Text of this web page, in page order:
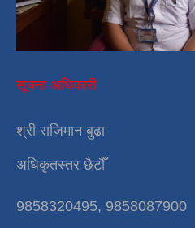
सूचना अधिकारी
श्री राजिमान बुढा
अधिकृतस्तर छैटौँ
9858320495, 9858087900